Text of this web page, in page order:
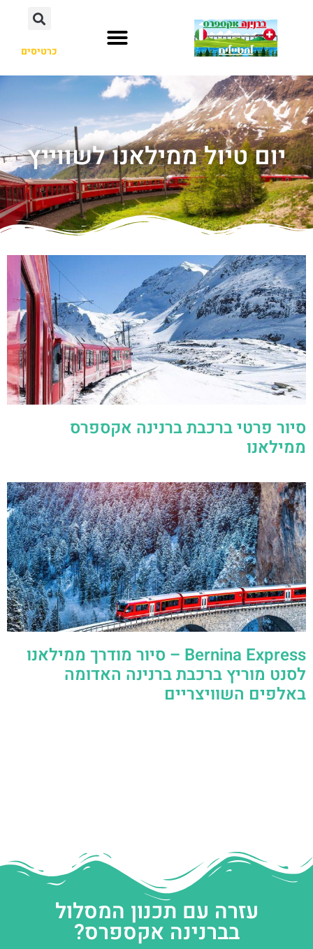
כרטיסים
יום טיול ממילאנו לשווייץ
סיור פרטי ברכבת ברנינה אקספרס
ממילאנו
Bernina Express – סיור מודרך ממילאנו
לסנט מוריץ ברכבת ברנינה האדומה
באלפים השוויצריים
עזרה עם תכנון המסלול
בברנינה אקספרס?